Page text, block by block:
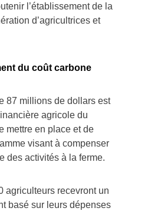
l’établissement de la
d’agricultrices et
du coût carbone
87 millions de dollars est
agricole du
mettre en place et de
visant à compenser
des activités à la ferme.
agriculteurs recevront un
basé sur leurs dépenses